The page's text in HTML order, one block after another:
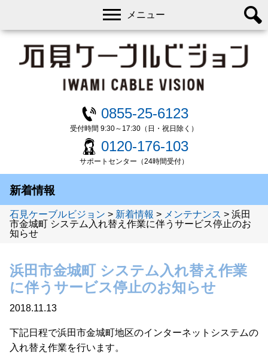
0855-25-6123
受付時間 9:30～17:30（日・祝日除く）
0120-176-103
サポートセンター（24時間受付）
メニュー
新着情報
石見ケーブルビジョン > 新着情報 > メンテナンス > 浜田
市金城町 システム入れ替え作業に伴うサービス停止のお
知らせ
浜田市金城町 システム入れ替え作業
に伴うサービス停止のお知らせ
2018.11.13
下記日程で浜田市金城町地区のインターネットシステムの
入れ替え作業を行います。